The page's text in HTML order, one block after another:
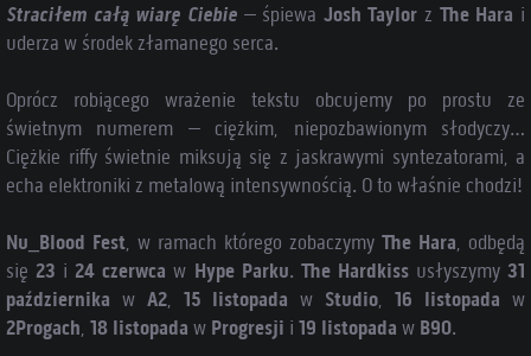
Straciłem całą wiarę Ciebie – śpiewa Josh Taylor z The Hara i
uderza w środek złamanego serca.
Oprócz robiącego wrażenie tekstu obcujemy po prostu ze
świetnym numerem – ciężkim, niepozbawionym słodyczy…
Ciężkie riffy świetnie miksują się z jaskrawymi syntezatorami, a
echa elektroniki z metalową intensywnością. O to właśnie chodzi!
Nu_Blood Fest, w ramach którego zobaczymy The Hara, odbędą
się 23 i 24 czerwca w Hype Parku. The Hardkissusłyszymy 31
października w A2, 15 listopada w Studio, 16 listopada w
2Progach, 18 listopada w Progresji i 19 listopada w B90.